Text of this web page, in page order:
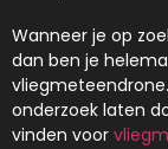
Wanneer je op
dan ben je
onderzoek laten
vinden voor